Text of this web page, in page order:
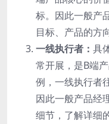
标。因此一般产
目标、产品的方向
一线执行者： 具
常开展，是B端
例，一线执行者
因此一般产品经
细节，了解详细